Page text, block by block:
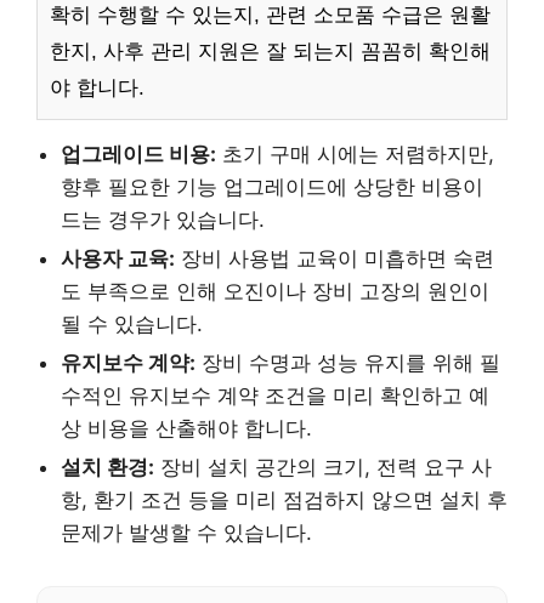
확히 수행할 수 있는지, 관련 소모품 수급은 원활
한지, 사후 관리 지원은 잘 되는지 꼼꼼히 확인해
야 합니다.
업그레이드 비용: 초기 구매 시에는 저렴하지만,
향후 필요한 기능 업그레이드에 상당한 비용이
드는 경우가 있습니다.
사용자 교육: 장비 사용법 교육이 미흡하면 숙련
도 부족으로 인해 오진이나 장비 고장의 원인이
될 수 있습니다.
유지보수 계약: 장비 수명과 성능 유지를 위해 필
수적인 유지보수 계약 조건을 미리 확인하고 예
상 비용을 산출해야 합니다.
설치 환경: 장비 설치 공간의 크기, 전력 요구 사
항, 환기 조건 등을 미리 점검하지 않으면 설치 후
문제가 발생할 수 있습니다.